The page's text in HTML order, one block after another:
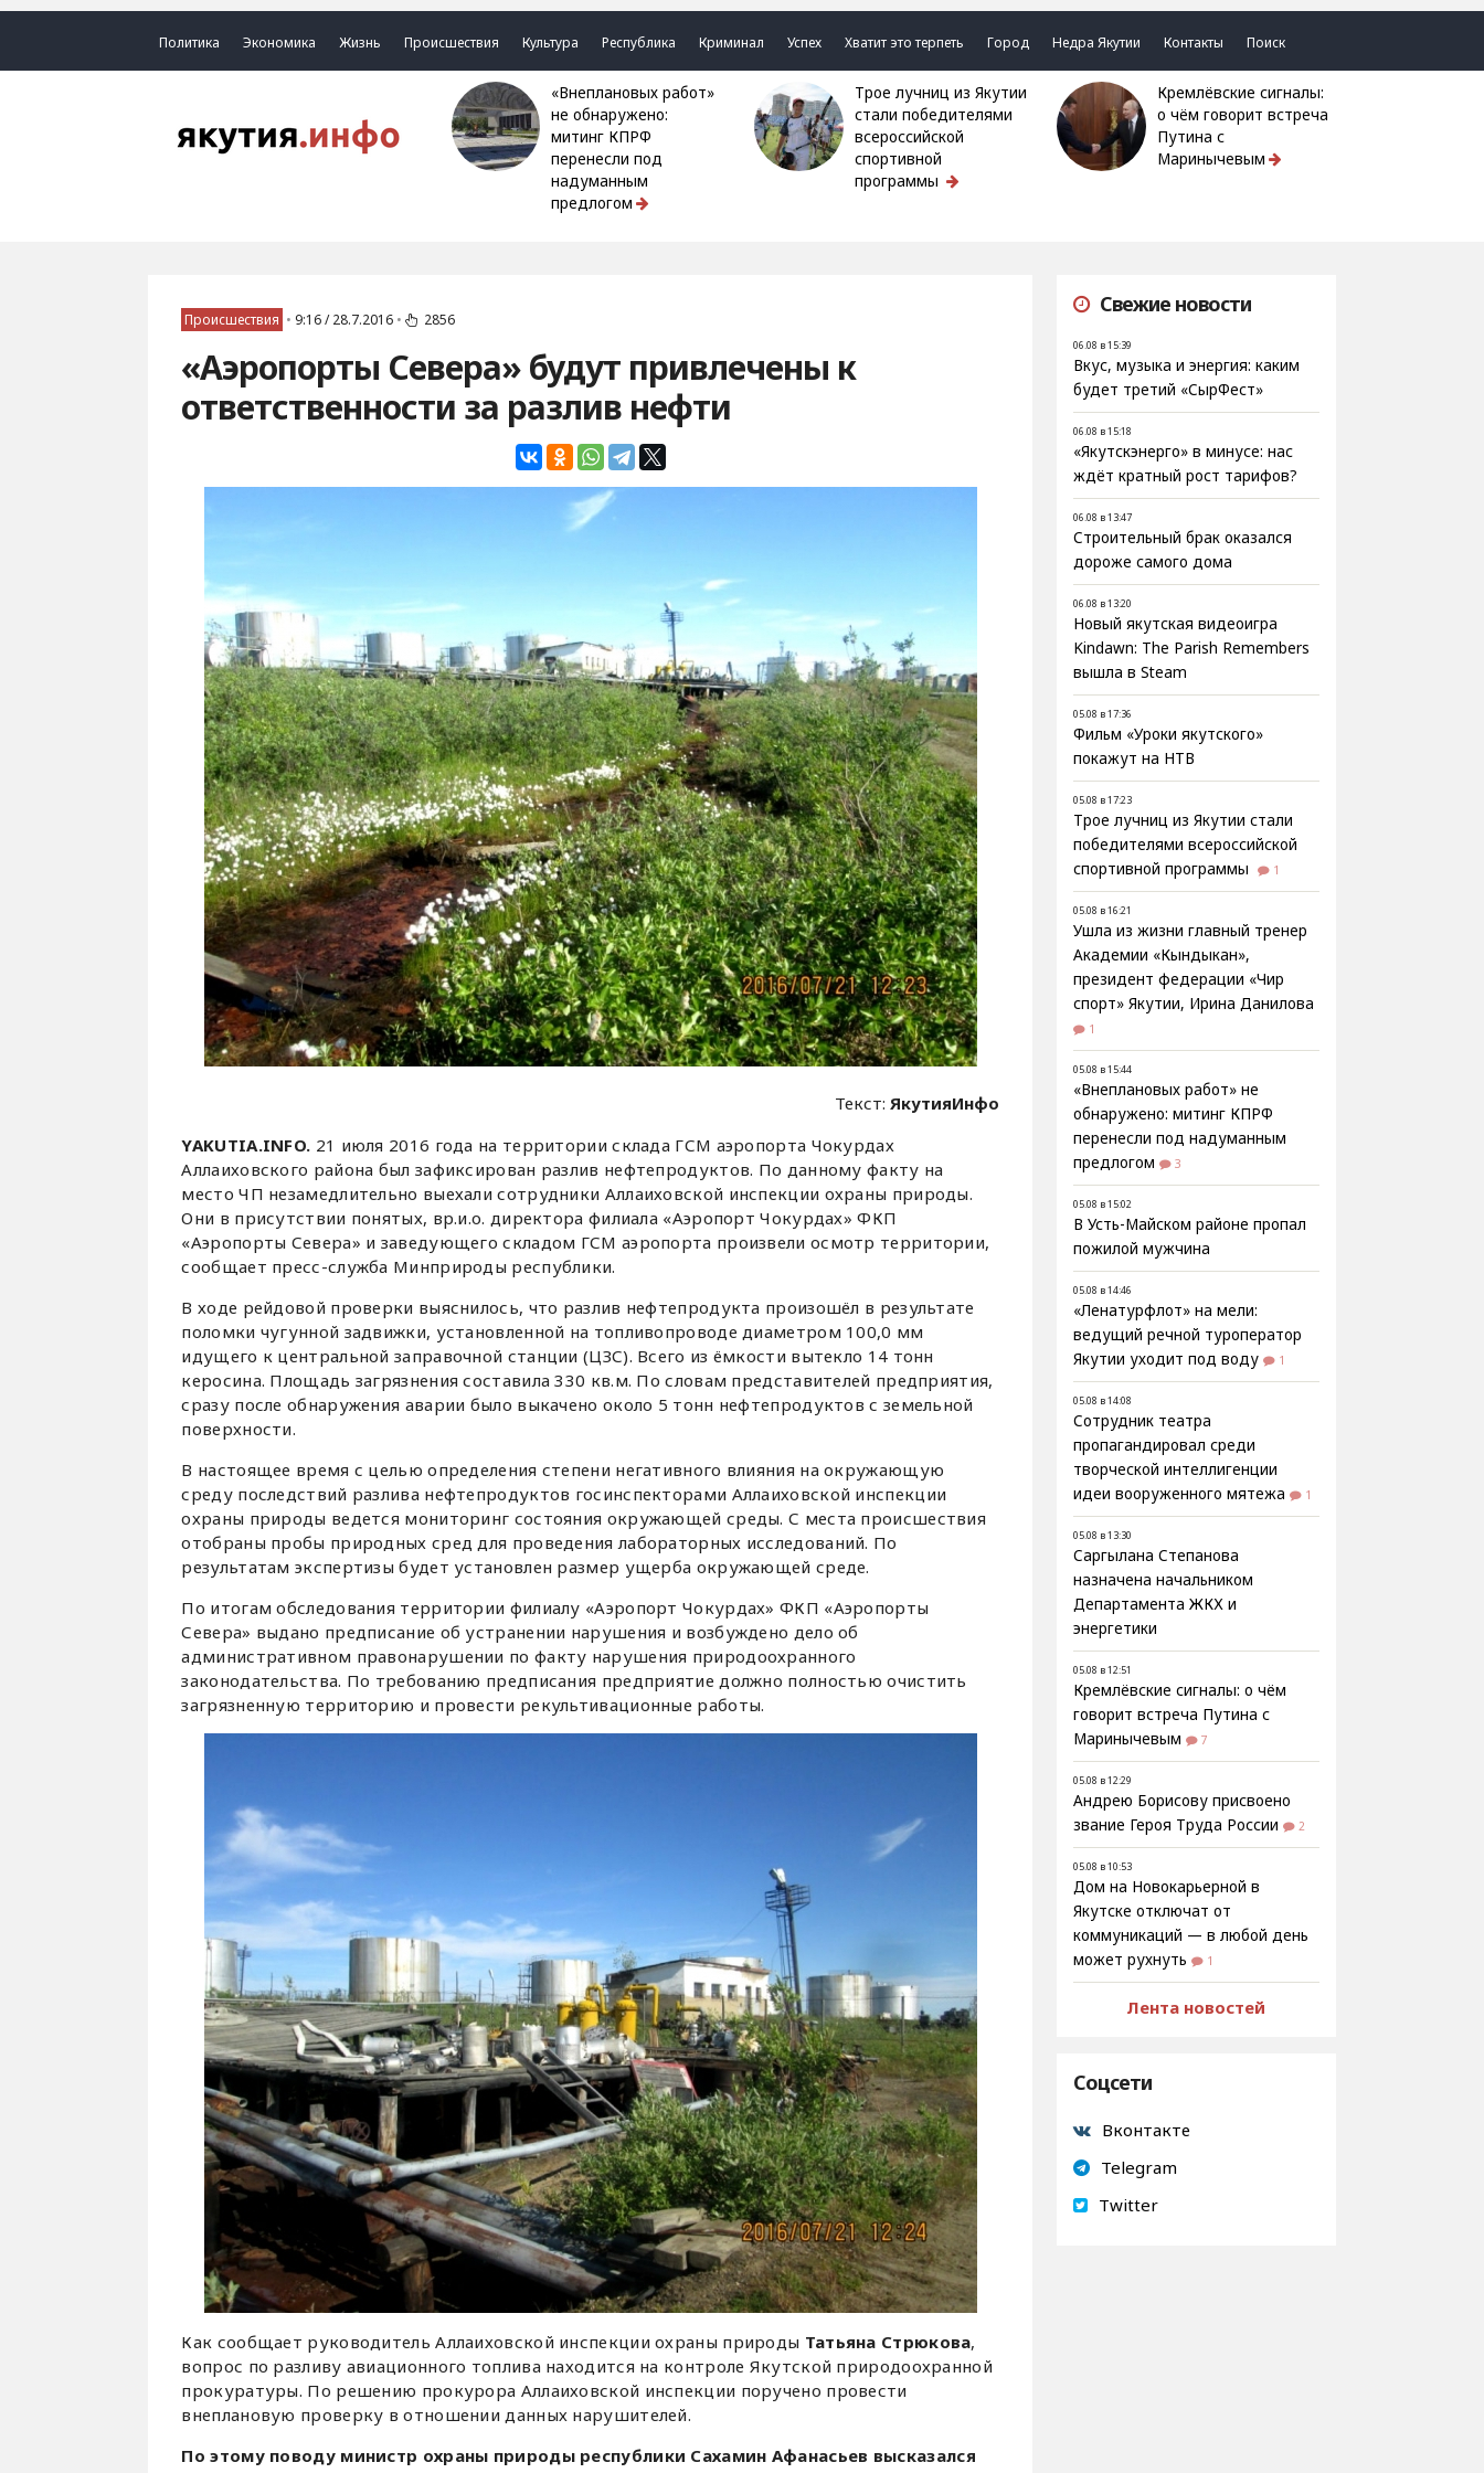
Политика Экономика Жизнь Происшествия Культура Республика Криминал Успех Хватит это терпеть Город Недра Якутии Контакты Поиск
«Внеплановых работ»
не обнаружено:
митинг КПРФ
перенесли под
надуманным
предлогом
Трое лучниц из Якутии
стали победителями
всероссийской
спортивной
программы
Кремлёвские сигналы:
о чём говорит встреча
Путина с
Маринычевым
Происшествия • 9:16 / 28.7.2016 • 2856
«Аэропорты Севера» будут привлечены к
ответственности за разлив нефти
Текст:ЯкутияИнфо
YAKUTIA.INFO. 21 июля 2016 года на территории склада ГСМ аэропорта Чокурдах
Аллаиховского района был зафиксирован разлив нефтепродуктов. По данному факту на
место ЧП незамедлительно выехали сотрудники Аллаиховской инспекции охраны природы.
Они в присутствии понятых, вр.и.о. директора филиала «Аэропорт Чокурдах» ФКП
«Аэропорты Севера» и заведующего складом ГСМ аэропорта произвели осмотр территории,
сообщает пресс-служба Минприроды республики.
В ходе рейдовой проверки выяснилось, что разлив нефтепродукта произошёл в результате
поломки чугунной задвижки, установленной на топливопроводе диаметром 100,0 мм
идущего к центральной заправочной станции (ЦЗС). Всего из ёмкости вытекло 14 тонн
керосина. Площадь загрязнения составила 330 кв.м. По словам представителей предприятия,
сразу после обнаружения аварии было выкачено около 5 тонн нефтепродуктов с земельной
поверхности.
В настоящее время с целью определения степени негативного влияния на окружающую
среду последствий разлива нефтепродуктов госинспекторами Аллаиховской инспекции
охраны природы ведется мониторинг состояния окружающей среды. С места происшествия
отобраны пробы природных сред для проведения лабораторных исследований. По
результатам экспертизы будет установлен размер ущерба окружающей среде.
По итогам обследования территории филиалу «Аэропорт Чокурдах» ФКП «Аэропорты
Севера» выдано предписание об устранении нарушения и возбуждено дело об
административном правонарушении по факту нарушения природоохранного
законодательства. По требованию предписания предприятие должно полностью очистить
загрязненную территорию и провести рекультивационные работы.
Как сообщает руководитель Аллаиховской инспекции охраны природы Татьяна Стрюкова,
вопрос по разливу авиационного топлива находится на контроле Якутской природоохранной
прокуратуры. По решению прокурора Аллаиховской инспекции поручено провести
внеплановую проверку в отношении данных нарушителей.
По этому поводу министр охраны природы республики Сахамин Афанасьев высказался
Свежие новости
06.08 в 15:39
Вкус, музыка и энергия: каким
будет третий «СырФест»
06.08 в 15:18
«Якутскэнерго» в минусе: нас
ждёт кратный рост тарифов?
06.08 в 13:47
Строительный брак оказался
дороже самого дома
06.08 в 13:20
Новый якутская видеоигра
Kindawn: The Parish Remembers
вышла в Steam
05.08 в 17:36
Фильм «Уроки якутского»
покажут на НТВ
05.08 в 17:23
Трое лучниц из Якутии стали
победителями всероссийской
спортивной программы
1
05.08 в 16:21
Ушла из жизни главный тренер
Академии «Кындыкан»,
президент федерации «Чир
спорт» Якутии, Ирина Данилова
1
05.08 в 15:44
«Внеплановых работ» не
обнаружено: митинг КПРФ
перенесли под надуманным
предлогом
3
05.08 в 15:02
В Усть-Майском районе пропал
пожилой мужчина
05.08 в 14:46
«Ленатурфлот» на мели:
ведущий речной туроператор
Якутии уходит под воду
1
05.08 в 14:08
Сотрудник театра
пропагандировал среди
творческой интеллигенции
идеи вооруженного мятежа
1
05.08 в 13:30
Саргылана Степанова
назначена начальником
Департамента ЖКХ и
энергетики
05.08 в 12:51
Кремлёвские сигналы: о чём
говорит встреча Путина с
Маринычевым
7
05.08 в 12:29
Андрею Борисову присвоено
звание Героя Труда России
2
05.08 в 10:53
Дом на Новокарьерной в
Якутске отключат от
коммуникаций — в любой день
может рухнуть
1
Лента новостей
Соцсети
Вконтакте
Telegram
Twitter